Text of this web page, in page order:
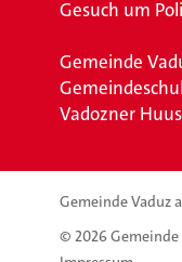
Gesuch um
Gemeinde
Vadozner Huus
Gemeinde Vaduz
© 2026 Gemeinde